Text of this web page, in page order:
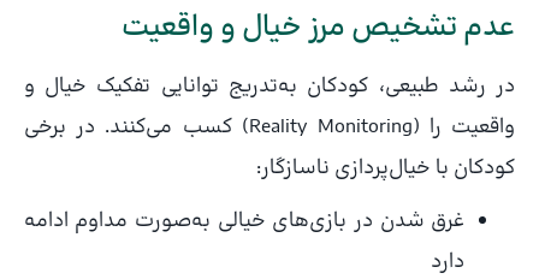
عدم تشخیص مرز خیال و واقعیت
در رشد طبیعی، کودکان به‌تدریج توانایی تفکیک خیال و
واقعیت را (Reality Monitoring) کسب می‌کنند. در برخی
کودکان با خیال‌پردازی ناسازگار:
غرق شدن در بازی‌های خیالی به‌صورت مداوم ادامه
دارد